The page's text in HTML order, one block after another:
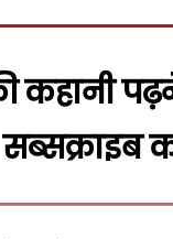
कहानी
सब्सक्राइब